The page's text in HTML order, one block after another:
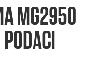
MG2950